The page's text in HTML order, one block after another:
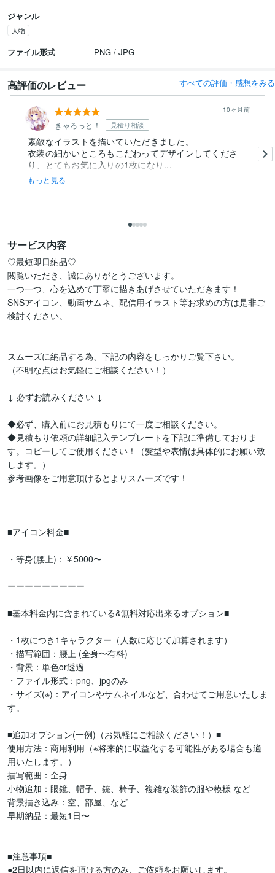
ジャンル
人物
ファイル形式 PNG / JPG
高評価のレビュー すべての評価・感想をみる
きゃろっと！ 見積り相談
10ヶ月前
素敵なイラストを描いていただきました。
衣装の細かいところもこだわってデザインしてくださ
り、とてもお気に入りの1枚になり...
もっと見る
サービス内容
♡最短即日納品♡
閲覧いただき、誠にありがとうございます。
一つ一つ、心を込めて丁寧に描きあげさせていただきます！
SNSアイコン、動画サムネ、配信用イラスト等お求めの方は是非ご
検討ください。
スムーズに納品する為、下記の内容をしっかりご覧下さい。
（不明な点はお気軽にご相談ください！）
↓ 必ずお読みください ↓
◆必ず、購入前にお見積もりにて一度ご相談ください。
◆見積もり依頼の詳細記入テンプレートを下記に準備しておりま
す。コピーしてご使用ください！（髪型や表情は具体的にお願い致
します。）
参考画像をご用意頂けるとよりスムーズです！
■アイコン料金■
・等身(腰上)：￥5000〜
ーーーーーーーーー
■基本料金内に含まれている&無料対応出来るオプション■
・1枚につき1キャラクター（人数に応じて加算されます）
・描写範囲：腰上 (全身〜有料)
・背景：単色or透過
・ファイル形式：png、jpgのみ
・サイズ(※)：アイコンやサムネイルなど、合わせてご用意いたしま
す。
■追加オプション(一例)（お気軽にご相談ください！）■
使用方法：商用利用（※将来的に収益化する可能性がある場合も適
用いたします。）
描写範囲：全身
小物追加：眼鏡、帽子、銃、椅子、複雑な装飾の服や模様 など
背景描き込み：空、部屋、など
早期納品：最短1日〜
■注意事項■
●2日以内に返信を頂ける方のみ、ご依頼をお願いします。